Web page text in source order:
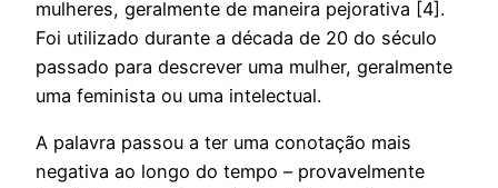
mulheres, geralmente de maneira pejorativa [4].
Foi utilizado durante a década de 20 do século
passado para descrever uma mulher, geralmente
uma feminista ou uma intelectual.
A palavra passou a ter uma conotação mais
negativa ao longo do tempo – provavelmente